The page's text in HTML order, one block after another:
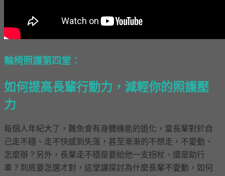
輪椅照護第四堂：
如何提高長輩行動力，減輕你的照護壓
力
每個人年紀大了，難免會有身體機能的退化，當長輩對於自
己走不穩、走不快感到失落，甚至漸漸的不想走，不愛動、
怎麼辦？另外，長輩走不穩是要給他一支拐杖、還是助行
車？到底要怎選才對，這堂課探討為什麼長輩不愛動，如何